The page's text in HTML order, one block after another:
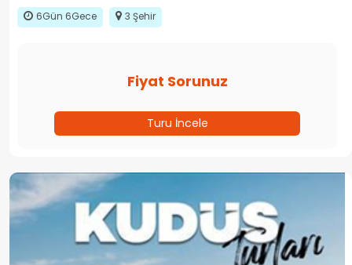
6Gün 6Gece 3 Şehir
Fiyat Sorunuz
Turu İncele